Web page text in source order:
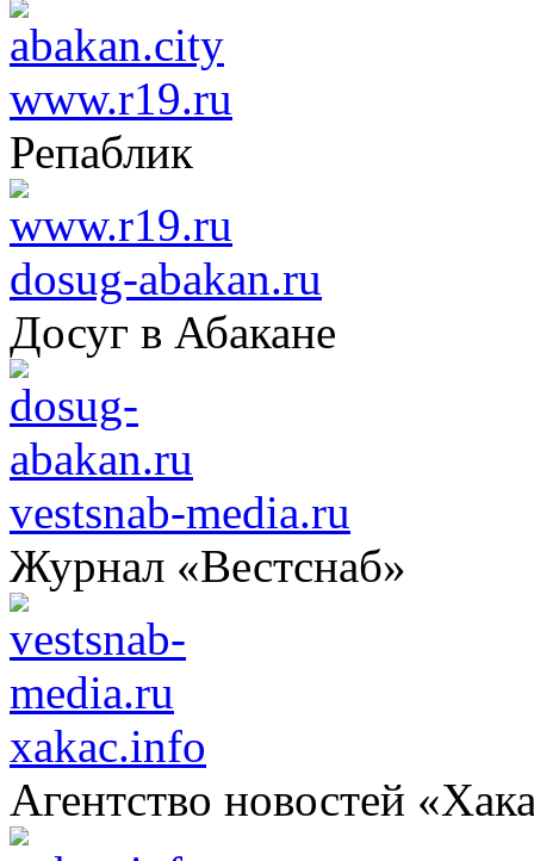
www.r19.ru
Репаблик
dosug-abakan.ru
Досуг в Абакане
vestsnab-media.ru
Журнал «Вестснаб»
xakac.info
Агентство новостей